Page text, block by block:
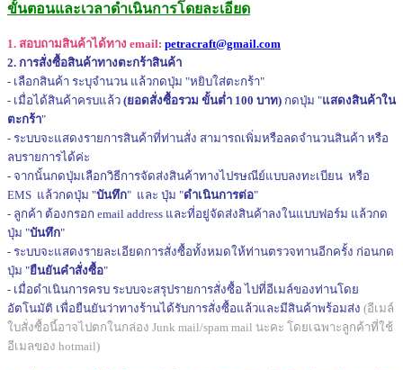
ขั้นตอนและเวลาดำเนินการโดยละเอียด
1. สอบถามสินค้าได้ทาง email: petracraft@gmail.com
2. การสั่งซื้อสินค้าทางตะกร้าสินค้า
- เลือกสินค้า ระบุจำนวน แล้วกดปุ่ม "หยิบใส่ตะกร้า"
- เมื่อได้สินค้าครบแล้ว (ยอดสั่งซื้อรวม ขั้นต่ำ 100 บาท) กดปุ่ม "แสดงสินค้าใน
ตะกร้า"
- ระบบจะแสดงรายการสินค้าที่ท่านสั่ง สามารถเพิ่มหรือลดจำนวนสินค้า หรือ
ลบรายการได้ค่ะ
- จากนั้นกดปุ่มเลือกวิธีการจัดส่งสินค้าทางไปรษณีย์แบบลงทะเบียน หรือ
EMS แล้วกดปุ่ม "บันทึก" และ ปุ่ม "ดำเนินการต่อ"
- ลูกค้า ต้องกรอก email address และที่อยู่จัดส่งสินค้าลงในแบบฟอร์ม แล้วกด
ปุ่ม "บันทึก"
- ระบบจะแสดงรายละเอียดการสั่งซื้อทั้งหมดให้ท่านตรวจทานอีกครั้ง ก่อนกด
ปุ่ม "ยืนยันคำสั่งซื้อ"
- เมื่อดำเนินการครบ ระบบจะสรุปรายการสั่งซื้อ ไปที่อีเมล์ของท่านโดย
อัตโนมัติ เพื่อยืนยันว่าทางร้านได้รับการสั่งซื้อแล้วและมีสินค้าพร้อมส่ง (อีเมล์
ใบสั่งซื้อนี้อาจไปตกในกล่อง Junk mail/spam mail นะคะ โดยเฉพาะลูกค้าที่ใช้
อีเมลของ hotmail)